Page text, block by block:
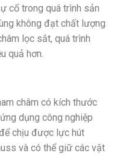
cố trong quá trình sản
không đạt chất lượng
lọc sắt, quá trình
quả hơn.
châm có kích thước
dụng công nghiệp
chịu được lực hút
và có thể giữ các vật